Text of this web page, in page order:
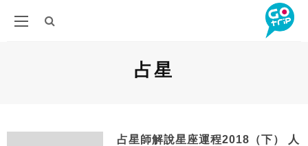
占星
占星師解說星座運程2018（下） 人